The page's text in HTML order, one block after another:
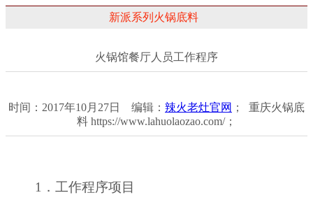
新派系列火锅底料
火锅馆餐厅人员工作程序
时间：2017年10月27日 编辑： 辣火老灶官网 ； 重庆火锅底
料 https://www.lahuolaozao.com/；
1．工作程序项目